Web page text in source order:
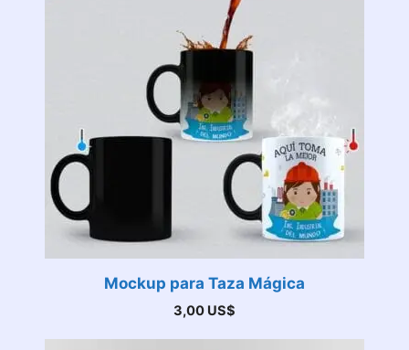
Mockup para Taza Mágica
3,00 US$